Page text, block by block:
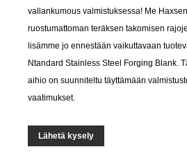
vallankumous valmistuksessa! Me
ruostumattoman teräksen takomisen
lisämme jo ennestään vaikuttavaan
Ntandard Stainless Steel Forging Blank.
aihio on suunniteltu täyttämään
vaatimukset.
Lähetä kysely